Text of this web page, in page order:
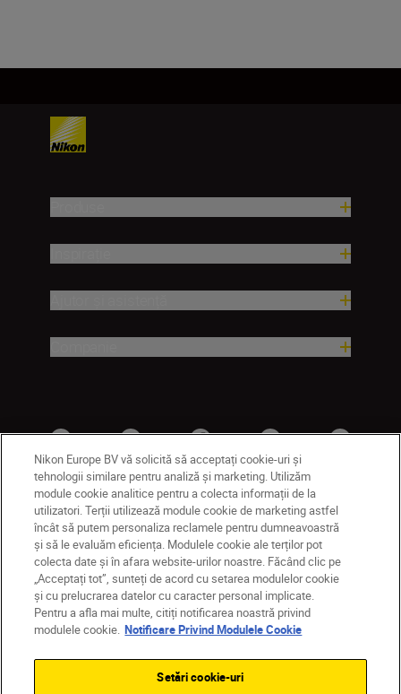
MD Nikon Sites
Contactaţi-ne
Politică de confidențialitate
Termeni de utilizare
Notificare privind modulele cookie
Setări cookie
© 2026 Nikon
Back to top
Nikon Europe BV vă solicită să acceptați cookie-uri și
tehnologii similare pentru analiză și marketing. Utilizăm
module cookie analitice pentru a colecta informații de la
utilizatori. Terții utilizează module cookie de marketing astfel
încât să putem personaliza reclamele pentru dumneavoastră
și să le evaluăm eficiența. Modulele cookie ale terților pot
colecta date și în afara website-urilor noastre. Făcând clic pe
„Acceptați tot”, sunteți de acord cu setarea modulelor cookie
și cu prelucrarea datelor cu caracter personal implicate.
Pentru a afla mai multe, citiți notificarea noastră privind
modulele cookie. Notificare Privind Modulele Cookie
Setări cookie-uri